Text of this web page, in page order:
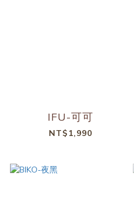
IFU-可可
NT$1,990